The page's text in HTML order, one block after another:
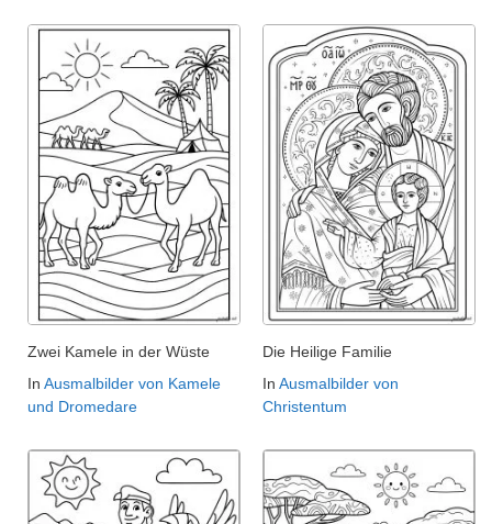
Zwei Kamele in der Wüste
In Ausmalbilder von Kamele
und Dromedare
Die Heilige Familie
In Ausmalbilder von
Christentum